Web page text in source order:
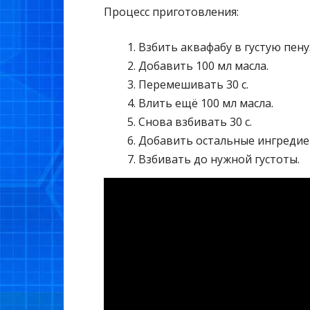
Процесс приготовления:
Взбить аквафабу в густую пену.
Добавить 100 мл масла.
Перемешивать 30 с.
Влить ещё 100 мл масла.
Снова взбивать 30 с.
Добавить остальные
Взбивать до нужной густоты.